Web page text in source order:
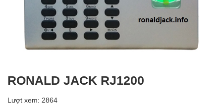
RONALD JACK RJ1200
Lượt xem: 2864